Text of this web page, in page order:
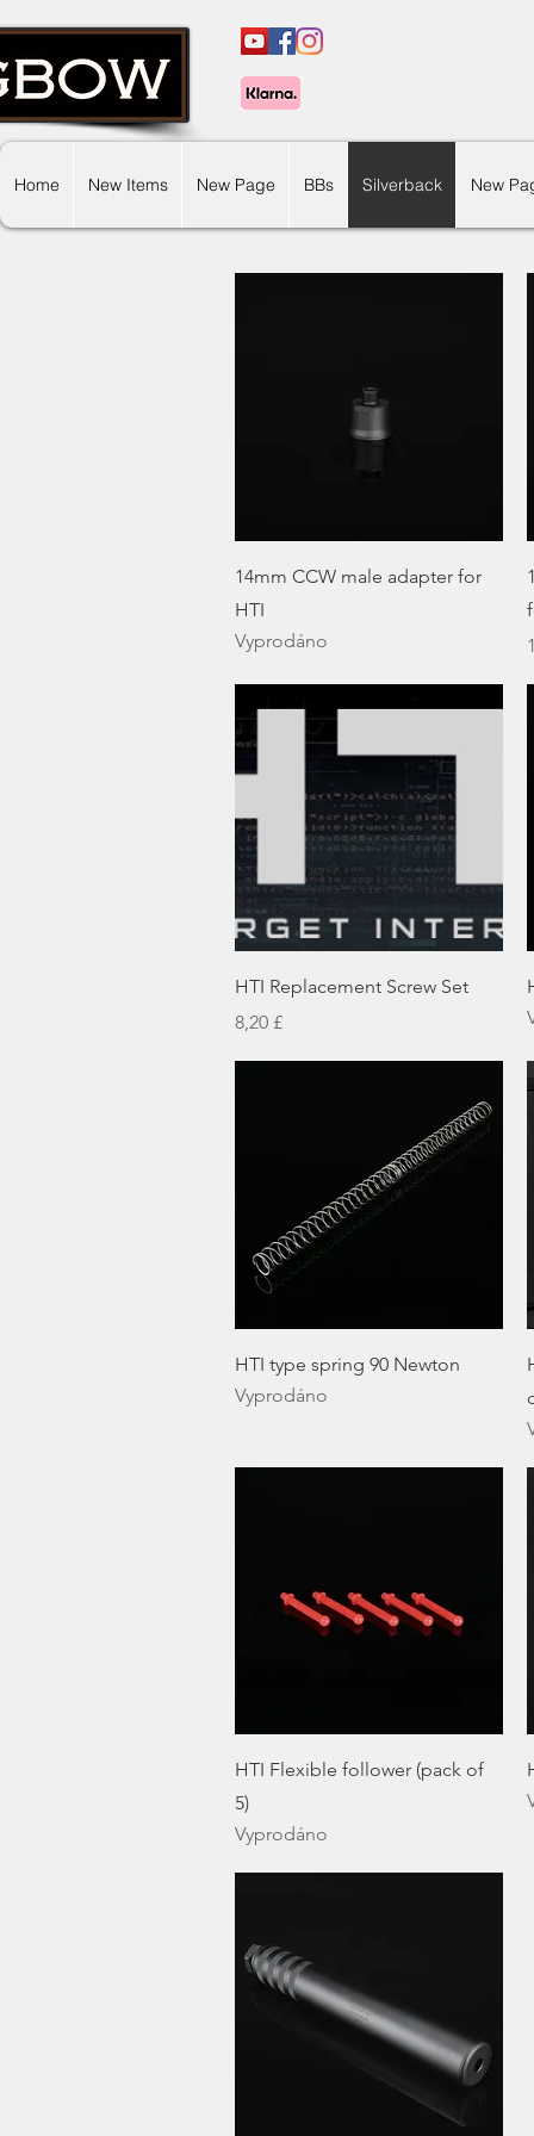
Home New Items New Page BBs Silverback New
Rychlý náhled
14mm CCW male adapter for
HTI
Vyprodáno
Rychlý náhled
HTI Replacement Screw Set
Cena
8,20 £
Rychlý náhled
HTI type spring 90 Newton
Vyprodáno
Rychlý náhled
HTI Flexible follower (pack of
5)
Vyprodáno